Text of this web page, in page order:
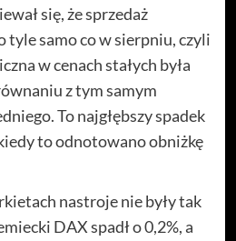
się, że sprzedaż
tyle samo co w sierpniu, czyli
w cenach stałych była
z tym samym
To najgłębszy spadek
to odnotowano obniżkę
nastroje nie były tak
DAX spadł o 0,2%, a